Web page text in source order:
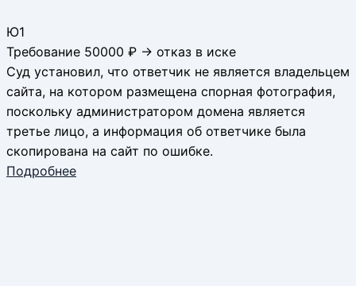
Ю1
Требование 50000 ₽ → отказ в иске
Суд установил, что ответчик не является владельцем
сайта, на котором размещена спорная фотография,
поскольку администратором домена является
третье лицо, а информация об ответчике была
скопирована на сайт по ошибке.
Подробнее